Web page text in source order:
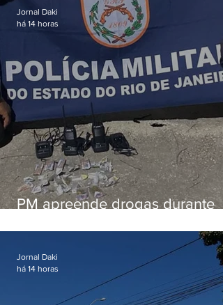
PM apreende drogas durante
Jornal Daki
há 14 horas
Jornal Daki
há 14 horas